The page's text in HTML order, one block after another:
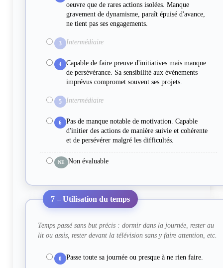
oeuvre que de rares actions isolées. Manque
gravement de dynamisme, paraît épuisé d'avance,
ne tient pas ses engagements.
3 Intermédiaire
4
Capable de faire preuve d'initiatives mais manque
de persévérance. Sa sensibilité aux évènements
imprévus compromet souvent ses projets.
5 Intermédiaire
6
Pas de manque notable de motivation. Capable
d'initier des actions de manière suivie et cohérente
et de persévérer malgré les difficultés.
NE Non évaluable
7 – Utilisation du temps
Temps passé sans but précis : dormir dans la journée, rester au
lit ou assis, rester devant la télévision sans y faire attention, etc.
0 Passe toute sa journée ou presque à ne rien faire.